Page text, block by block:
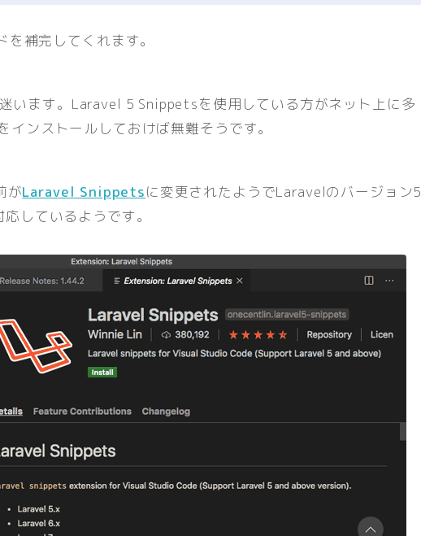
補完してくれます。
います。Laravel 5 Snippetsを使用している方がネット上に多
インストールしておけば無難そうです。
がLaravel Snippetsに変更されたようでLaravelのバージョン5
しているようです。